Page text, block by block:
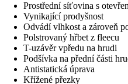
Prostřední síťovina s
Vynikající prodyšnost
Odvádí vlhkost a zároveň
Polstrovaný hřbet z fleecu
T-uzávěr vpředu na hrudi
Podšívka na přední části
Antistatická úprava
Křížené přezky